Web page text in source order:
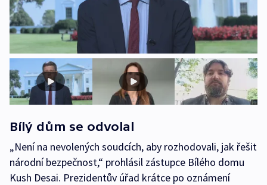
Bílý dům se odvolal
„Není na nevolených soudcích, aby rozhodovali, jak řešit
národní bezpečnost,“ prohlásil zástupce Bílého domu
Kush Desai. Prezidentův úřad krátce po oznámení